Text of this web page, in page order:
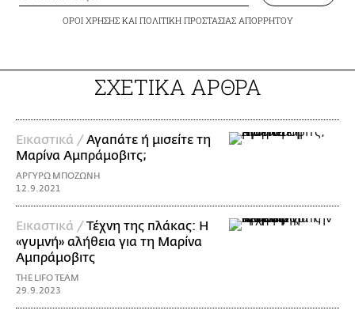
ΟΡΟΙ ΧΡΗΣΗΣΚΑΙ ΠΟΛΙΤΙΚΗ ΠΡΟΣΤΑΣΙΑΣ ΑΠΟΡΡΗΤΟΥ
ΣΧΕΤΙΚΑ ΑΡΘΡΑ
Εικαστικά / Αγαπάτε ή μισείτε τη
Μαρίνα Αμπράμοβιτς;
ΑΡΓΥΡΩ ΜΠΟΖΩΝΗ
12.9.2021
Εικαστικά / Τέχνη της πλάκας: Η
«γυμνή» αλήθεια για τη Μαρίνα
Αμπράμοβιτς
THE LIFO TEAM
29.9.2023